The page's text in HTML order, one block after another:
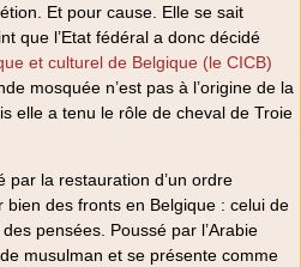
Et pour cause. Elle se sait
que l’Etat fédéral a donc décidé
et culturel de Belgique (le CICB)
mosquée n’est pas à l’origine de la
elle a tenu le rôle de cheval de Troie
par la restauration d’un ordre
bien des fronts en Belgique : celui de
pensées. Poussé par l’Arabie
musulman et se présente comme